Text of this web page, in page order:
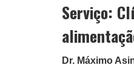
Serviço:
Dr. Máximo